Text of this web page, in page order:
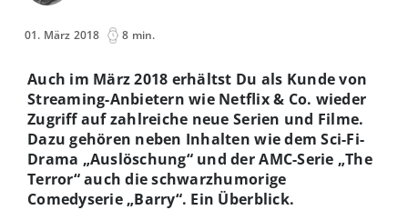
01. März 2018 8 min.
Auch im März 2018 erhältst Du als Kunde von
Streaming-Anbietern wie Netflix & Co. wieder
Zugriff auf zahlreiche neue Serien und Filme.
Dazu gehören neben Inhalten wie dem Sci-Fi-
Drama „Auslöschung“ und der AMC-Serie „The
Terror“ auch die schwarzhumorige
Comedyserie „Barry“. Ein Überblick.